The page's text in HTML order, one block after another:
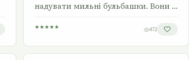
надувати мильні бульбашки. Вони …
★★★★★ 472
Нарешті вгамувалися